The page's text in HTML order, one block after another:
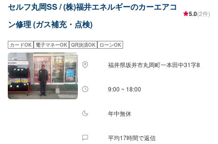
セルフ丸岡SS / (株)福井エネルギーのカーエアコ
ン修理 (ガス補充・点検)
5.0(2件)
カードOK 電子マネーOK QR決済OK ローンOK
福井県坂井市丸岡町一本田中31字8
9:00 ~ 18:00
年中無休
平均17時間で返信